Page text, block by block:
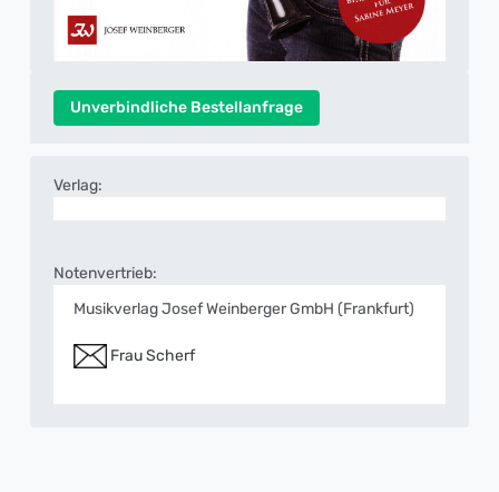
Unverbindliche Bestellanfrage
Verlag:
Notenvertrieb:
Musikverlag Josef Weinberger GmbH (Frankfurt)
Frau Scherf